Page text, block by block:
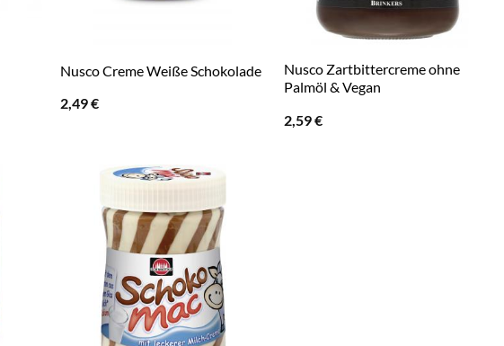
Nusco Creme Weiße Schokolade
2,49€
Nusco Zartbittercreme ohne
Palmöl & Vegan
2,59€